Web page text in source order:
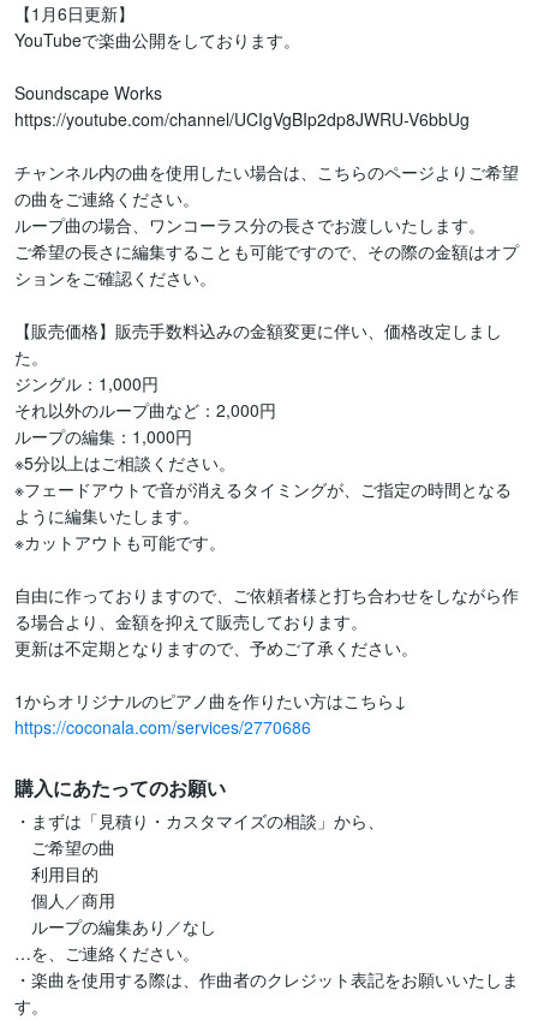
【1月6日更新】
YouTubeで楽曲公開をしております。
Soundscape Works
https://youtube.com/channel/UCIgVgBIp2dp8JWRU-V6bbUg
チャンネル内の曲を使用したい場合は、こちらのページよりご希望
の曲をご連絡ください。
ループ曲の場合、ワンコーラス分の長さでお渡しいたします。
ご希望の長さに編集することも可能ですので、その際の金額はオプ
ションをご確認ください。
【販売価格】販売手数料込みの金額変更に伴い、価格改定しまし
た。
ジングル：1,000円
それ以外のループ曲など：2,000円
ループの編集：1,000円
※5分以上はご相談ください。
※フェードアウトで音が消えるタイミングが、ご指定の時間となる
ように編集いたします。
※カットアウトも可能です。
自由に作っておりますので、ご依頼者様と打ち合わせをしながら作
る場合より、金額を抑えて販売しております。
更新は不定期となりますので、予めご了承ください。
https://coconala.com/services/2770686
購入にあたってのお願い
・まずは「見積り・カスタマイズの相談」から、
ご希望の曲
利用目的
個人／商用
ループの編集あり／なし
…を、ご連絡ください。
・楽曲を使用する際は、作曲者のクレジット表記をお願いいたしま
す。